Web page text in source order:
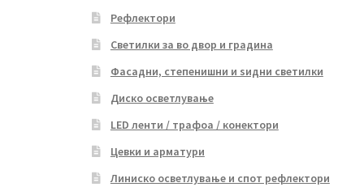
Рефлектори
Светилки за во двор и градина
Фасадни, степенишни и ѕидни светилки
Диско осветлување
LED ленти / трафоа / конектори
Цевки и арматури
Линиско осветлување и спот рефлектори